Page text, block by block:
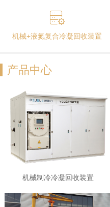
机械+液氮复合冷凝回收装置
产品中心
机械制冷冷凝回收装置